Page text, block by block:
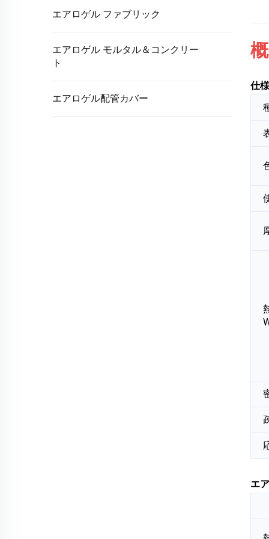
エアロゲル ファブリック
エアロゲル モルタル＆コンクリー
ト
エアロゲル配管カバー
仕様
エ